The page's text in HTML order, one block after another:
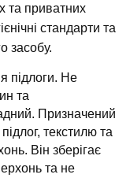
та приватних
стандарти та
засобу.
підлоги. Не
та
Призначений
текстилю та
Він зберігає
та не